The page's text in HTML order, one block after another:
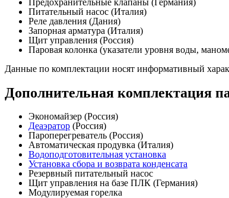
Предохранительные клапаны (Германия)
Питательный насос (Италия)
Реле давления (Дания)
Запорная арматура (Италия)
Щит управления (Россия)
Паровая колонка (указатели уровня воды,
Данные по комплектации носят информативный
Дополнительная комплектация
Экономайзер (Россия)
Деаэратор (Россия)
Пароперегреватель (Россия)
Автоматическая продувка (Италия)
Водоподготовительная установка
Установка сбора и возврата конденсата
Резервный питательный насос
Щит управления на базе ПЛК (Германия)
Модулируемая горелка